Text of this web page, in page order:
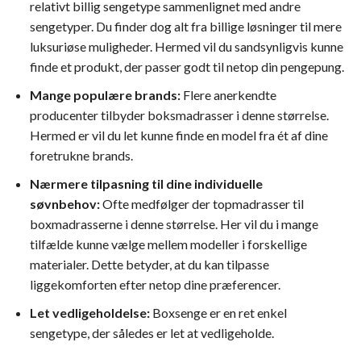
relativt billig sengetype sammenlignet med andre
sengetyper. Du finder dog alt fra billige løsninger til mere
luksuriøse muligheder. Hermed vil du sandsynligvis kunne
finde et produkt, der passer godt til netop din pengepung.
Mange populære brands: Flere anerkendte
producenter tilbyder boksmadrasser i denne størrelse.
Hermed er vil du let kunne finde en model fra ét af dine
foretrukne brands.
Nærmere tilpasning til dine individuelle
søvnbehov:Ofte medfølger der topmadrasser til
boxmadrasserne i denne størrelse. Her vil du i mange
tilfælde kunne vælge mellem modeller i forskellige
materialer. Dette betyder, at du kan tilpasse
liggekomforten efter netop dine præferencer.
Let vedligeholdelse: Boxsenge er en ret enkel
sengetype, der således er let at vedligeholde.